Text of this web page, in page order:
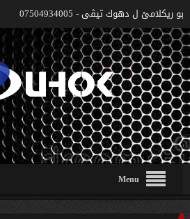
بو ريكلامێ ل دهوك تیڤی - 07504934005
Menu